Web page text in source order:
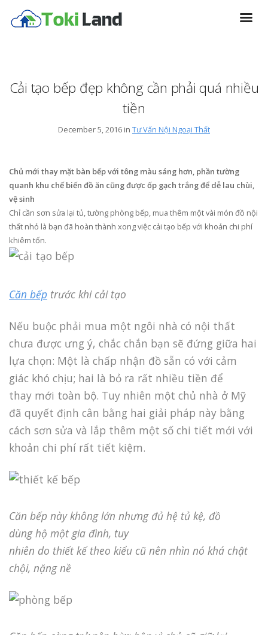
Cải tạo bếp đẹp không cần phải quá nhiều
tiền
December 5, 2016 in Tư Vấn Nội Ngoại Thất
Chủ mới thay mặt bàn bếp với tông màu sáng hơn, phần tường
quanh khu chế biến đồ ăn cũng được ốp gạch trắng để dễ lau chùi,
vệ sinh
Chỉ cần sơn sửa lại tủ, tường phòng bếp, mua thêm một vài món đồ nội
thất nhỏ là bạn đã hoàn thành xong việc cải tạo bếp với khoản chi phí
khiêm tốn.
Căn bếp trước khi cải tạo
Nếu buộc phải mua một ngôi nhà có nội thất
chưa được ưng ý, chắc chắn bạn sẽ đứng giữa hai
lựa chọn: Một là chấp nhận đồ sẵn có với cảm
giác khó chịu; hai là bỏ ra rất nhiều tiền để
thay mới toàn bộ. Tuy nhiên một chủ nhà ở Mỹ
đã quyết định cân bằng hai giải pháp này bằng
cách sơn sửa và lắp thêm một số chi tiết mới với
khoản chi phí rất tiết kiệm.
Căn bếp này không lớn nhưng đủ hệ tủ kệ, đồ
dùng hộ một gia đình, tuy
nhiên do thiết kế theo kiểu cũ nên nhìn nó khá chật
chội, nặng nề